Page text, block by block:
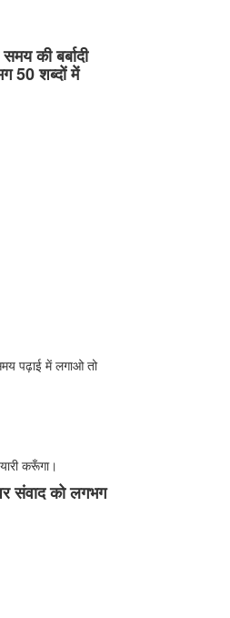
की बर्बादी
50 शब्दों में
पढ़ाई में लगाओ तो
करूँगा।
संवाद को लगभग